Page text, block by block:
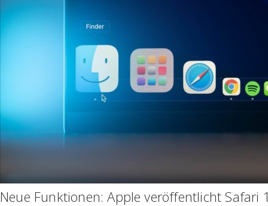
Neue Funktionen: Apple veröffentlicht Safari